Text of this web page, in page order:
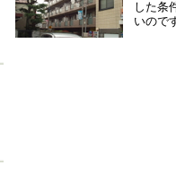
した条
いので